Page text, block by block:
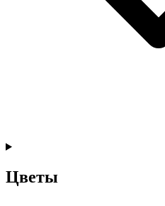
Цветы